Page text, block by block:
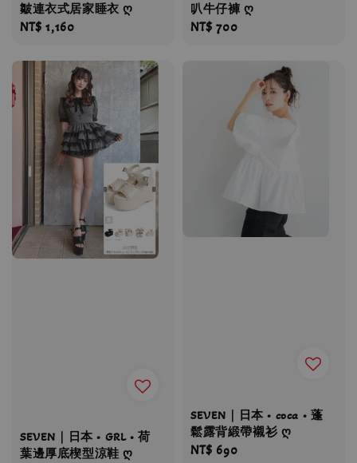
皺連衣式居家睡衣 ღ
Regular
NT$ 1,160
叭牛仔褲 ღ
Regular
NT$ 700
SEVEN｜日本 • GRL • 荷
葉邊厚底楔型涼鞋 ღ
SEVEN｜日本 • coca • 蓬
鬆露背緞帶襯衫 ღ
Regular
NT$ 690